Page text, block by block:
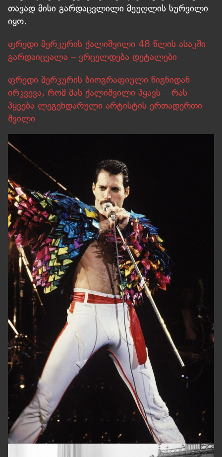
თავად მისი გარდაცვლილი მეუღლის სურვილი
იყო.
ფრედი მერკურის ქალიშვილი 48 წლის ასაკში
გარდაიცვალა – ვრცელდება დეტალები
ფრედი მერკურის ბიოგრაფიული წიგნიდან
ირკვევა, რომ მას ქალიშვილი ჰყავს – რას
ჰყვება ლეგენდარული არტისტის ერთადერთი
შვილი